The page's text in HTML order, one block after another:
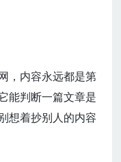
，内容永远都是第
能判断一篇文章是
想着抄别人的内容